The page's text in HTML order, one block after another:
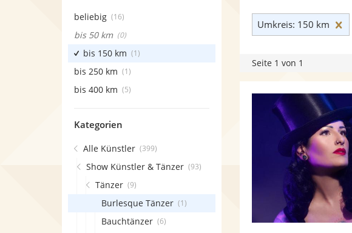
Umkreis: 150 km
Seite 1 von 1
beliebig (16)
bis 50 km (0)
bis 150 km (1)
bis 250 km (1)
bis 400 km (5)
Kategorien
Alle Künstler (399)
Show Künstler & Tänzer (93)
Tänzer (9)
Burlesque Tänzer (1)
Bauchtänzer (6)